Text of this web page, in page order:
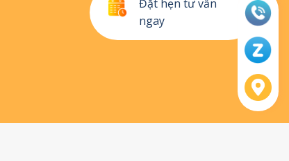
Đặt hẹn tư vấn
ngay